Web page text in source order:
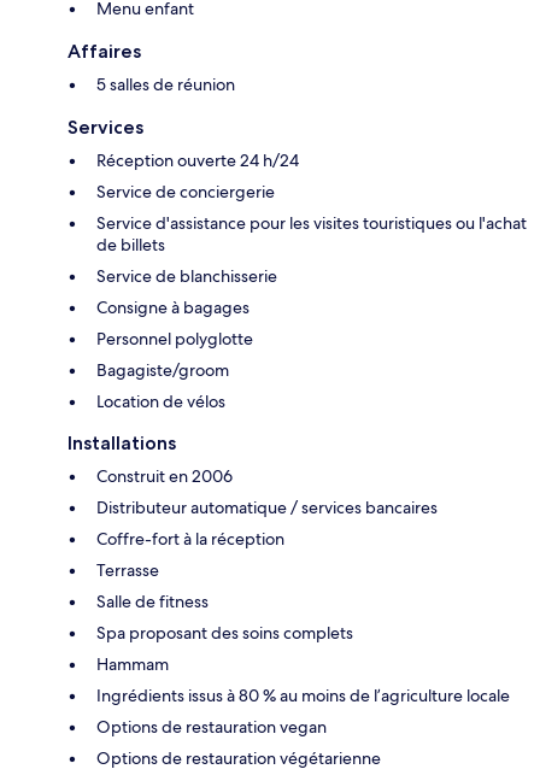
Menu enfant
Affaires
5 salles de réunion
Services
Réception ouverte 24 h/24
Service de conciergerie
Service d'assistance pour les visites touristiques ou l'achat
de billets
Service de blanchisserie
Consigne à bagages
Personnel polyglotte
Bagagiste/groom
Location de vélos
Installations
Construit en 2006
Distributeur automatique / services bancaires
Coffre-fort à la réception
Terrasse
Salle de fitness
Spa proposant des soins complets
Hammam
Ingrédients issus à 80 % au moins de l’agriculture locale
Options de restauration vegan
Options de restauration végétarienne